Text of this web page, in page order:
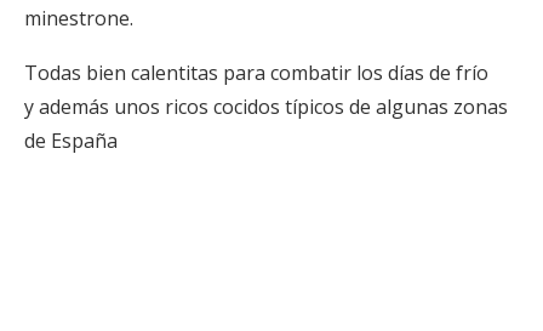
minestrone.
Todas bien calentitas para combatir los días de frío
y además unos ricos cocidos típicos de algunas zonas
de España